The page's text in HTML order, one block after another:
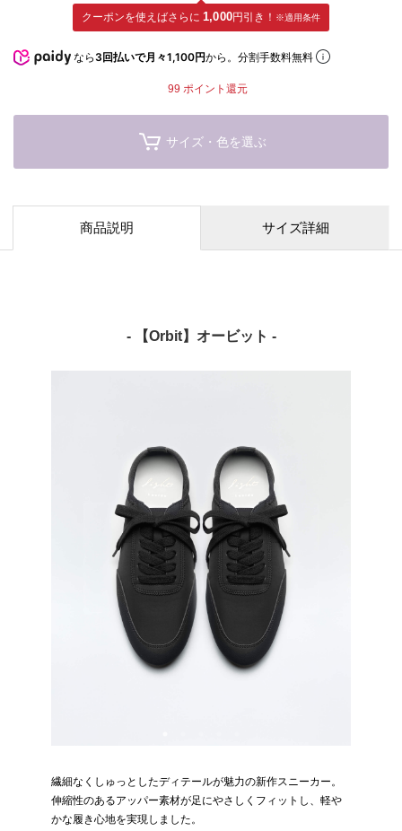
クーポンを使えばさらに 1,000円引き！ ※適用条件
なら 3回払いで月々1,100円から。分割手数料無料
99 ポイント還元
サイズ・色を選ぶ
商品説明 サイズ詳細
- 【Orbit】オービット -
繊細なくしゅっとしたディテールが魅力の新作スニーカー。
伸縮性のあるアッパー素材が足にやさしくフィットし、軽や
かな履き心地を実現しました。